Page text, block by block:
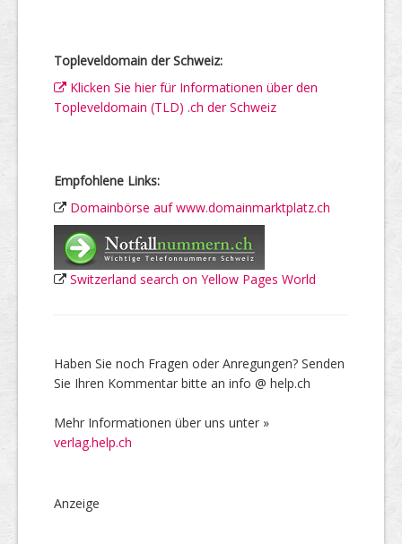
Topleveldomain der Schweiz:
Klicken Sie hier für Informationen über den
Topleveldomain (TLD) .ch der Schweiz
Empfohlene Links:
Domainbörse auf www.domainmarktplatz.ch
Switzerland search on Yellow Pages World
Haben Sie noch Fragen oder Anregungen? Senden
Sie Ihren Kommentar bitte an info @ help.ch
Mehr Informationen über uns unter »
verlag.help.ch
Anzeige